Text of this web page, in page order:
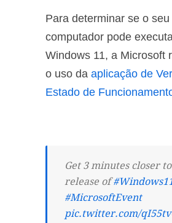
Para determinar se o seu
computador pode
Windows 11, a Microsoft
o uso da aplicação de
Estado de
Get 3 minutes closer
release of
#MicrosoftEvent
pic.twitter.com/